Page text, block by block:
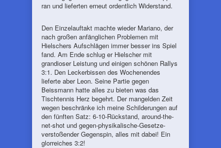
ran und lieferten erneut ordentlich Widerstand.
Den Einzelauftakt machte wieder Mariano, der
nach großen anfänglichen Problemen mit
Hielschers Aufschlägen immer besser ins Spiel
fand. Am Ende schlug er Hielscher mit
grandioser Leistung und einigen schönen Rallys
3:1. Den Leckerbissen des Wochenendes
lieferte aber Leon. Seine Partie gegen
Beissmann hatte alles zu bieten was das
Tischtennis Herz begehrt. Der mangelden Zeit
wegen beschränke ich meine Schilderungen auf
den fünften Satz: 6-10-Rückstand, around-the-
net-shot und gegen-physikalische-Gesetze-
verstoßender Gegenspin, alles mit dabei! Ein
glorreiches 3:2!